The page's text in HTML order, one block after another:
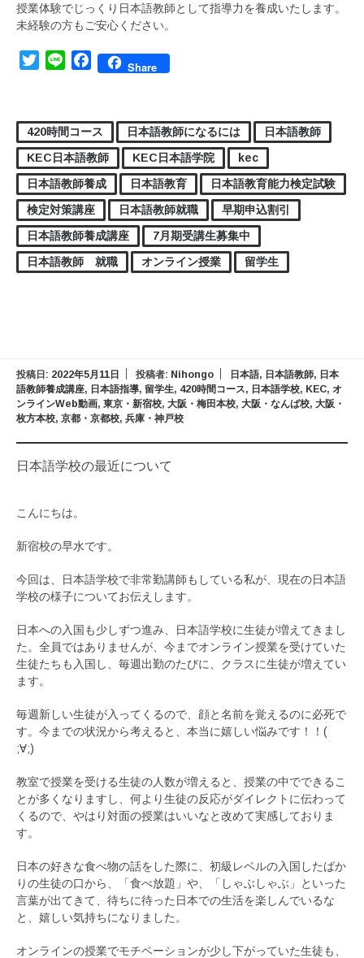
授業体験でじっくり日本語教師として指導力を養成いたします。
未経験の方もご安心ください。
TwitterLine FacebookShare
420時間コース 日本語教師になるには
日本語教師
KEC日本語教師
KEC日本語学院
kec
日本語教師養成
日本語教育
日本語教育能力検定試験
検定対策講座
日本語教師就職
早期申込割引
日本語教師養成講座
7月期受講生募集中
日本語教師 就職
オンライン授業 留学生
投稿日: 2022年5月11日 投稿者: Nihongo 日本語, 日本語教師, 日本
語教師養成講座, 日本語指導, 留学生, 420時間コース, 日本語学校, KEC, オ
ンラインWeb動画, 東京・新宿校, 大阪・梅田本校, 大阪・なんば校, 大阪・
枚方本校, 京都・京都校, 兵庫・神戸校
日本語学校の最近について
こんにちは。
新宿校の早水です。
今回は、日本語学校で非常勤講師もしている私が、現在の日本語
学校の様子についてお伝えします。
日本への入国も少しずつ進み、日本語学校に生徒が増えてきまし
た。全員ではありませんが、今までオンライン授業を受けていた
生徒たちも入国し、毎週出勤のたびに、クラスに生徒が増えてい
ます。
毎週新しい生徒が入ってくるので、顔と名前を覚えるのに必死で
す。今までの状況から考えると、本当に嬉しい悩みです！！(
;∀;)
教室で授業を受ける生徒の人数が増えると、授業の中でできるこ
とが多くなりますし、何より生徒の反応がダイレクトに伝わって
くるので、やはり対面の授業はいいなと改めて実感しておりま
す。
日本の好きな食べ物の話をした際に、初級レベルの入国したばか
りの生徒の口から、「食べ放題」や、「しゃぶしゃぶ」といった
言葉が出てきて、待ちに待った日本での生活を楽しんでいるな
と、嬉しい気持ちになりました。
オンラインの授業でモチベーションが少し下がっていた生徒も、